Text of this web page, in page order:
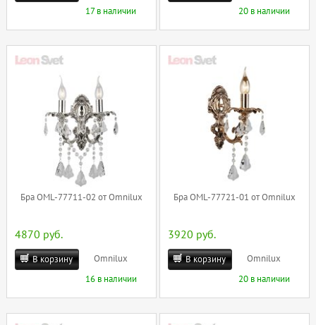
17 в наличии
20 в наличии
Бра OML-77711-02 от Omnilux
4870 руб.
В корзину
Omnilux
16 в наличии
Бра OML-77721-01 от Omnilux
3920 руб.
В корзину
Omnilux
20 в наличии